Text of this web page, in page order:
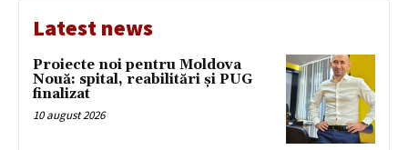
Latest news
Proiecte noi pentru Moldova
Nouă: spital, reabilitări și PUG
finalizat
10 august 2026